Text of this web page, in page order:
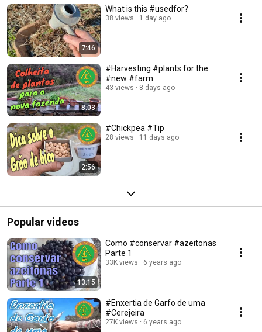
7:46
What is this #usedfor?
38 views 1 day ago
8:03
#Harvesting #plants for the
#new #farm
43 views 8 days ago
2:56
#Chickpea #Tip
28 views 11 days ago
Popular videos
13:15
Como #conservar #azeitonas
Parte 1
33K views 6 years ago
#Enxertia de Garfo de uma
#Cerejeira
27K views 6 years ago